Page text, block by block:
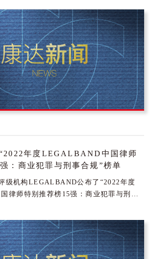
Countries）被英国弗朗西斯学术
学术期刊The Frontiers of Society,
(ISSN:2616-7433)（社会科学与
表。
年度LEGALBAND中国律师
：商业犯罪与刑事合规”榜单
级机构LEGALBAND公布了“2022年度
律师特别推荐榜15强：商业犯罪与刑事
级合伙人、刑事业务委员会主任张保军